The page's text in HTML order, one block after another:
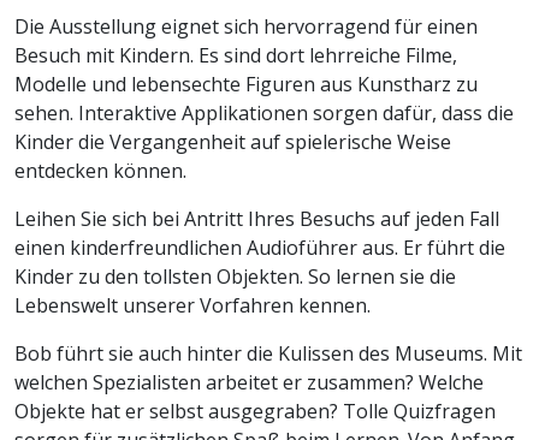
Die Ausstellung eignet sich hervorragend für einen
Besuch mit Kindern. Es sind dort lehrreiche Filme,
Modelle und lebensechte Figuren aus Kunstharz zu
sehen. Interaktive Applikationen sorgen dafür, dass die
Kinder die Vergangenheit auf spielerische Weise
entdecken können.
Leihen Sie sich bei Antritt Ihres Besuchs auf jeden Fall
einen kinderfreundlichen Audioführer aus. Er führt die
Kinder zu den tollsten Objekten. So lernen sie die
Lebenswelt unserer Vorfahren kennen.
Bob führt sie auch hinter die Kulissen des Museums. Mit
welchen Spezialisten arbeitet er zusammen? Welche
Objekte hat er selbst ausgegraben? Tolle Quizfragen